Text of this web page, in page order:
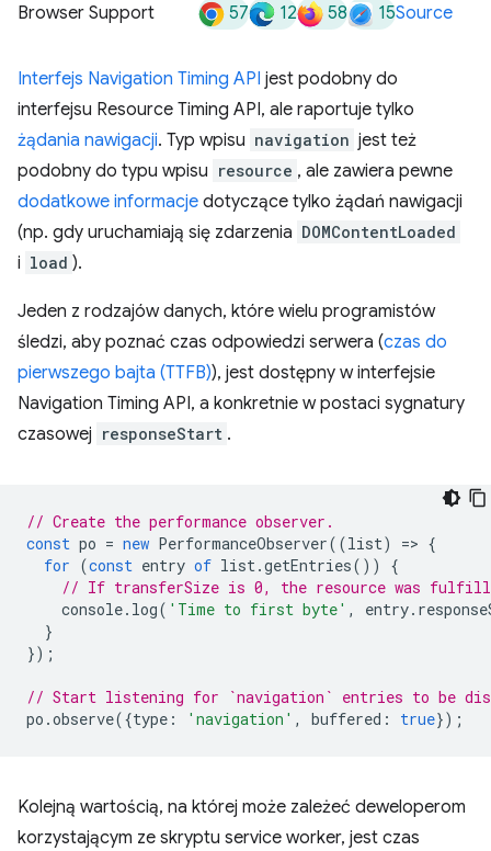
Browser Support 57 12 58 15Source
Interfejs Navigation Timing API jest podobny do
interfejsu Resource Timing API, ale raportuje tylko
żądania nawigacji. Typ wpisu navigation jest też
podobny do typu wpisu resource , ale zawiera pewne
dodatkowe informacje dotyczące tylko żądań nawigacji
(np. gdy uruchamiają się zdarzenia DOMContentLoaded
i load ).
Jeden z rodzajów danych, które wielu programistów
śledzi, aby poznać czas odpowiedzi serwera (czas do
pierwszego bajta (TTFB)), jest dostępny w interfejsie
Navigation Timing API, a konkretnie w postaci sygnatury
czasowej responseStart .
// Create the performance observer.
const po = new PerformanceObserver((list) => {
for (const entry of list.getEntries())
{
// If transferSize is 0, the resource was
console. log( 'Time to first byte' , entry.
}
});
// Start listening for `navigation` entries to be
po .observe({type : 'navigation' , buffered : true});
Kolejną wartością, na której może zależeć deweloperom
korzystającym ze skryptu service worker, jest czas